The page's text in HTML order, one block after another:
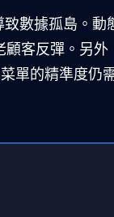
數據孤島。動
顧客反彈。另外
單的精準度仍